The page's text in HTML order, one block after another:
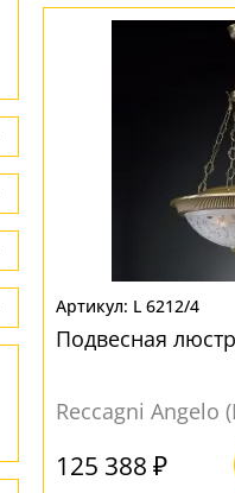
L 6212/4
Подвесная
Reccagni Angelo
125 388 ₽